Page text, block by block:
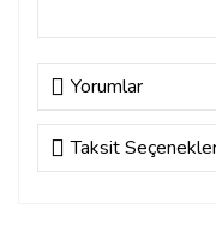
Yorumlar
Bu
Taksit